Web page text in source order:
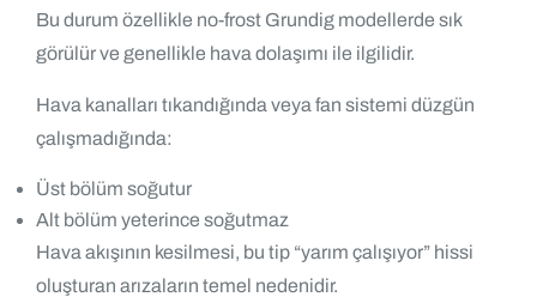
Bu durum özellikle no-frost Grundig modellerde sık
görülür ve genellikle hava dolaşımı ile ilgilidir.
Hava kanalları tıkandığında veya fan sistemi düzgün
çalışmadığında:
Üst bölüm soğutur
Alt bölüm yeterince soğutmaz
Hava akışının kesilmesi, bu tip “yarım çalışıyor” hissi
oluşturan arızaların temel nedenidir.